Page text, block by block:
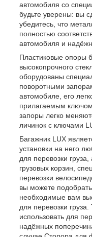
автомобиля со
будьте уверены: вы
убедитесь, что
полностью
автомобиля и
Пластиковые опоры
высокопрочного
оборудованы
поворотными
автомобиле, его
прилагаемым
запоры легко
личинок с ключами
Багажник LUX
установки на него
для перевозки
грузовых корзин,
перевозки
вы можете
необходимые вам
для перевозки
использовать для
надёжных